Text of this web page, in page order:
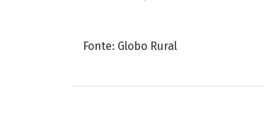
Fonte: Globo Rural